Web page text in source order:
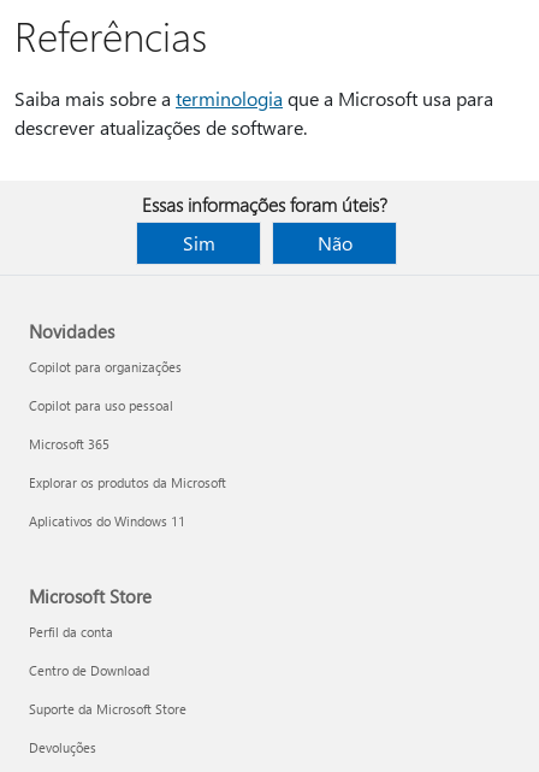
Referências
Saiba mais sobre a terminologia que a Microsoft usa para
descrever atualizações de software.
Essas informações foram úteis?
Sim
Não
Novidades
Copilot para organizações
Copilot para uso pessoal
Microsoft 365
Explorar os produtos da Microsoft
Aplicativos do Windows 11
Microsoft Store
Perfil da conta
Centro de Download
Suporte da Microsoft Store
Devoluções